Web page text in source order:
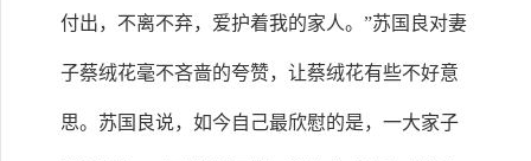
付出，不离不弃，爱护着我的家人。”苏国良对妻
子蔡绒花毫不吝啬的夸赞，让蔡绒花有些不好意
思。苏国良说，如今自己最欣慰的是，一大家子